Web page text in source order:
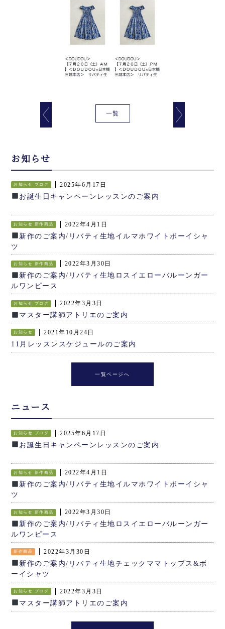
一覧
お知らせ
お知らせ ブログ 2025年6月17日
お誕生日キャンペーンレッスンのご案内
お知らせ 新作商品 2022年4月1日
新作のご案内/リバティ生地イルマホワイトボーイシャ
ツ
お知らせ 新作商品 2022年3月30日
新作のご案内/リバティ生地ロスイエローバルーンガー
ルワンピース
お知らせ ブログ 2022年3月3日
マスター講師アトリエのご案内
お知らせ 2021年10月24日
11月レッスンスケジュールのご案内
一覧ページへ
ニュース
お知らせ ブログ 2025年6月17日
お誕生日キャンペーンレッスンのご案内
お知らせ 新作商品 2022年4月1日
新作のご案内/リバティ生地イルマホワイトボーイシャ
ツ
お知らせ 新作商品 2022年3月30日
新作のご案内/リバティ生地ロスイエローバルーンガー
ルワンピース
新作商品 2022年3月30日
新作のご案内/リバティ生地チェックママトップス&ボ
ーイシャツ
お知らせ ブログ 2022年3月3日
マスター講師アトリエのご案内